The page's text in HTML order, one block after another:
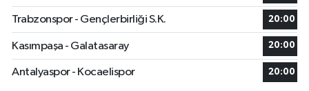
Trabzonspor - Gençlerbirliği S.K. 20:00
Kasımpaşa - Galatasaray 20:00
Antalyaspor - Kocaelispor 20:00